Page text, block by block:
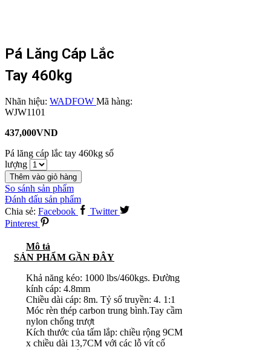
Pá Lăng Cáp Lắc
Tay 460kg
Nhãn hiệu: WADFOW Mã hàng:
WJW1101
437,000VND
Pá lăng cáp lắc tay 460kg số
lượng
Thêm vào giỏ hàng
So sánh sản phẩm
Đánh dấu sản phẩm
Chia sẻ: Facebook
Twitter
Pinterest
Mô tả
SẢN PHẨM GẦN ĐÂY
Khả năng kéo: 1000 lbs/460kgs. Đường
kính cáp: 4.8mm
Chiều dài cáp: 8m. Tỷ số truyền: 4. 1:1
Móc rèn thép carbon trung bình.Tay cầm
nylon chống trượt
Kích thước của tấm lắp: chiều rộng 9CM
x chiều dài 13,7CM với các lỗ vít cố